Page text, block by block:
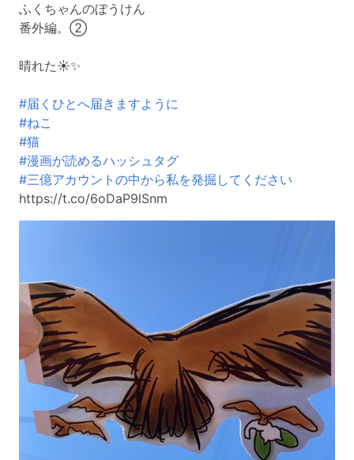
ふくちゃんのぼうけん
番外編。②
晴れた☀️✨
#届くひとへ届きますように
#ねこ
#猫
#漫画が読めるハッシュタグ
#三億アカウントの中から私を発掘してください
https://t.co/6oDaP9lSnm